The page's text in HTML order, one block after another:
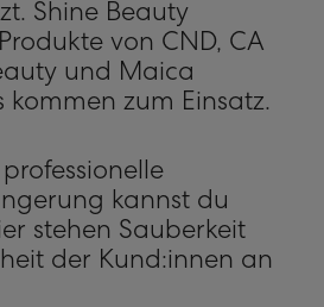
Shine Beauty
von CND, CA
und Maica
kommen zum Einsatz.
kannst du
stehen Sauberkeit
der Kund:innen an